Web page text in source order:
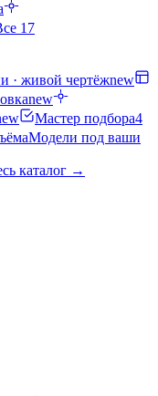
17
· живой чертёжnew
new
Мастер подбора4
Модели под ваши
каталог →